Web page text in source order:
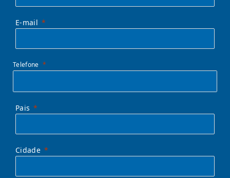
E-mail
Telefone
Pais
Cidade